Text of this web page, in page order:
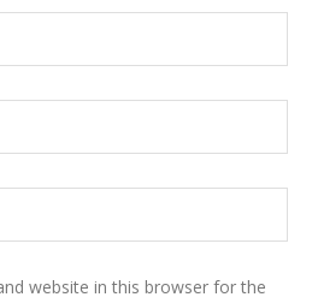
website in this browser for the